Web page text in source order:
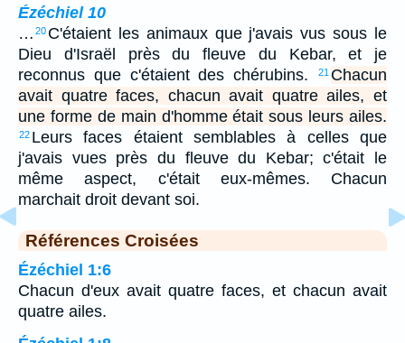
Ézéchiel 10
… 20 C'étaient les animaux que j'avais vus sous le
Dieu d'Israël près du fleuve du Kebar, et je
reconnus que c'étaient des chérubins.
21 Chacun
avait quatre faces, chacun avait quatre ailes, et
une forme de main d'homme était sous leurs ailes.
22 Leurs faces étaient semblables à celles que
j'avais vues près du fleuve du Kebar; c'était le
même aspect, c'était eux-mêmes. Chacun
marchait droit devant soi.
Références Croisées
Ézéchiel 1:6
Chacun d'eux avait quatre faces, et chacun avait
quatre ailes.